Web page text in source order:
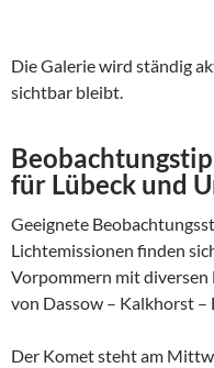
Die Galerie wird ständig
sichtbar bleibt.
für Lübeck und
Geeignete
Lichtemissionen finden
Vorpommern mit diversen
von Dassow – Kalkhorst –
Der Komet steht am